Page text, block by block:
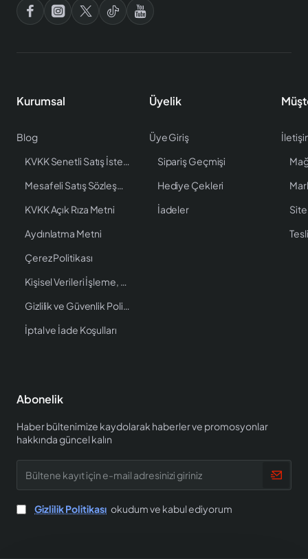
Kurumsal
Blog
KVKK Senetli Satış İstenen Bilgiler
Mesafeli Satış Sözleşmesi
KVKK Açık Rıza Metni
Aydınlatma Metni
Çerez Politikası
Kişisel Verileri İşleme, Saklama ve İmha Politikası
Gizlilik ve Güvenlik Politikası
İptal ve İade Koşulları
Üyelik
Üye Giriş
Sipariş Geçmişi
Hediye Çekleri
İadeler
Site
Abonelik
Haber bültenimize kaydolarak haberler ve promosyonlar
hakkında güncel kalın
kayıt
için
e-
mail
Gizlilik Politikası okudum ve kabul ediyorum